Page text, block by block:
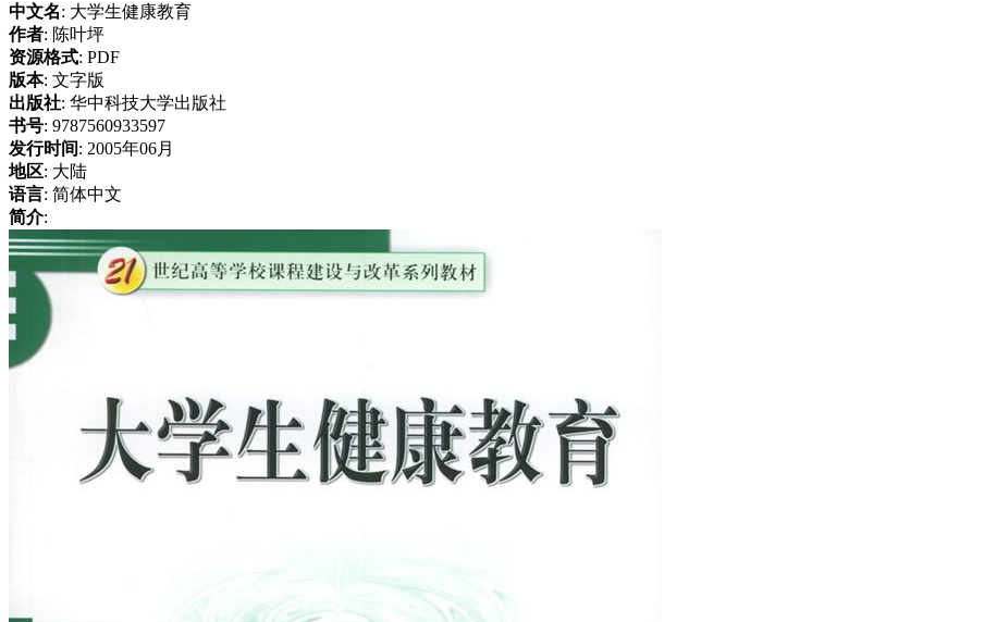
中文名: 大学生健康教育
作者: 陈叶坪
资源格式: PDF
版本: 文字版
出版社: 华中科技大学出版社
书号: 9787560933597
发行时间: 2005年06月
地区: 大陆
语言: 简体中文
简介: